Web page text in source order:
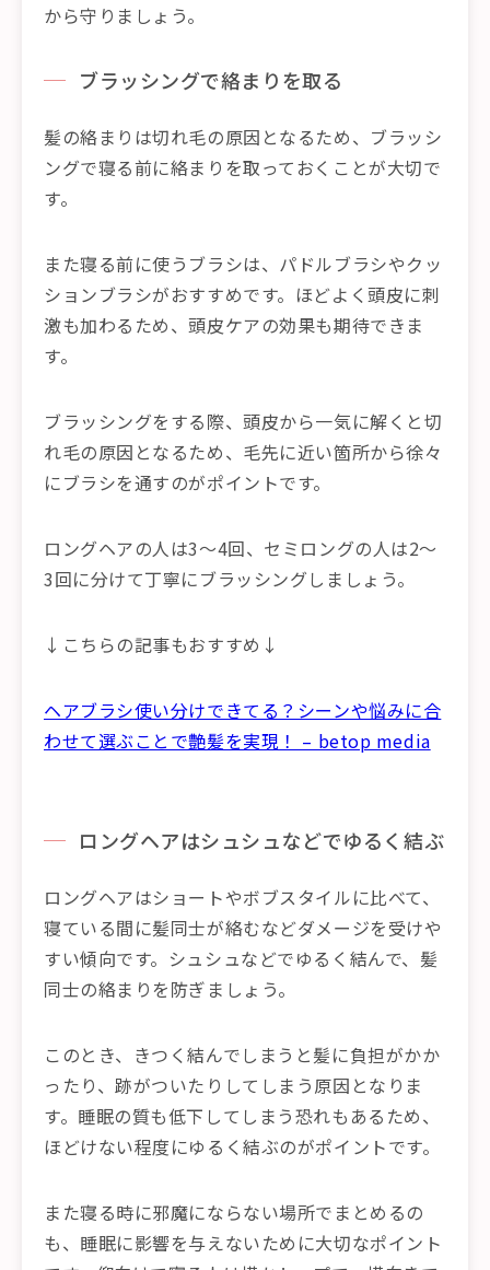
から守りましょう。
ブラッシングで絡まりを取る
髪の絡まりは切れ毛の原因となるため、ブラッシ
ングで寝る前に絡まりを取っておくことが大切で
す。
また寝る前に使うブラシは、パドルブラシやクッ
ションブラシがおすすめです。ほどよく頭皮に刺
激も加わるため、頭皮ケアの効果も期待できま
す。
ブラッシングをする際、頭皮から一気に解くと切
れ毛の原因となるため、毛先に近い箇所から徐々
にブラシを通すのがポイントです。
ロングヘアの人は3〜4回、セミロングの人は2〜
3回に分けて丁寧にブラッシングしましょう。
↓こちらの記事もおすすめ↓
ヘアブラシ使い分けできてる？シーンや悩みに合
わせて選ぶことで艶髪を実現！ – betop media
ロングヘアはシュシュなどでゆるく結ぶ
ロングヘアはショートやボブスタイルに比べて、
寝ている間に髪同士が絡むなどダメージを受けや
すい傾向です。シュシュなどでゆるく結んで、髪
同士の絡まりを防ぎましょう。
このとき、きつく結んでしまうと髪に負担がかか
ったり、跡がついたりしてしまう原因となりま
す。睡眠の質も低下してしまう恐れもあるため、
ほどけない程度にゆるく結ぶのがポイントです。
また寝る時に邪魔にならない場所でまとめるの
も、睡眠に影響を与えないために大切なポイント